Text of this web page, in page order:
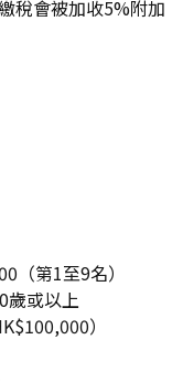
稅會被加收5%附加
（第1至9名）
歲或以上
）